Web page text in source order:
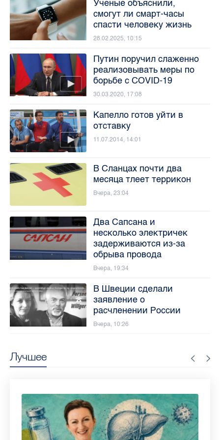
Лучшее
Ученые объяснили,
смогут ли смарт-часы
спасти человеку жизнь
28.02.2025, 10:15
Путин поручил слаженно
реализовывать меры по
борьбе с COVID-19
30.03.2020, 17:08
Капелло готов уйти в
отставку
11.07.2014, 14:01
В Сланцах почти два
месяца тлеет террикон
Вчера, 23:04
Два Сапсана и
несколько электричек
задерживаются из-за
обрыва провода
Вчера, 19:34
В Швеции сделали
заявление о
расчленении России
Вчера, 10:26